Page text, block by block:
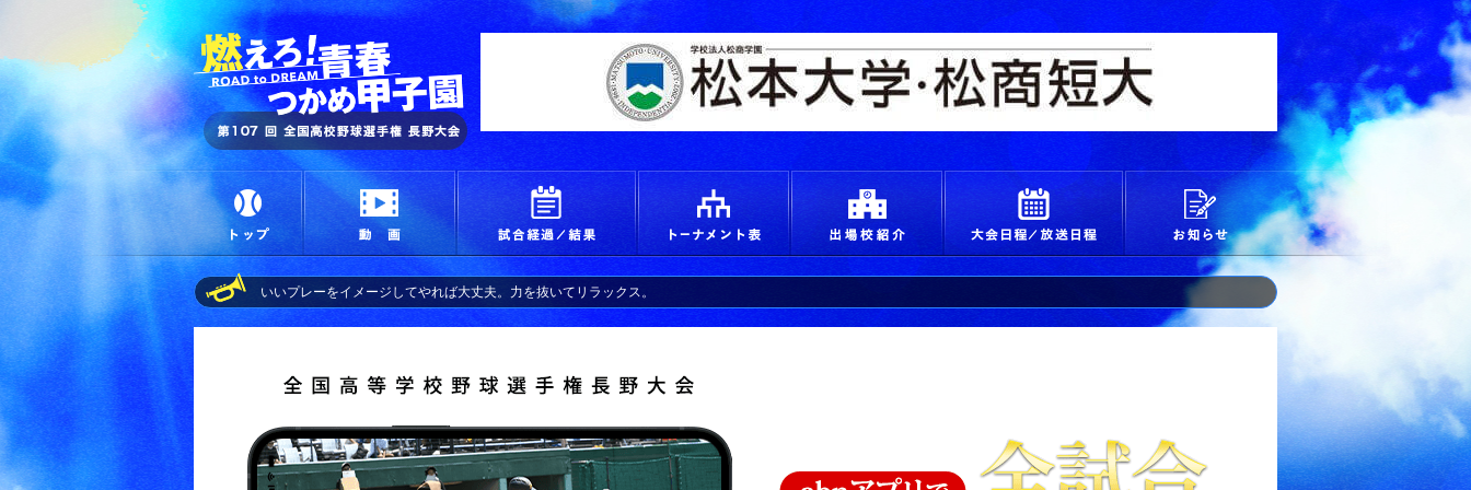
燃えろ！青春 つかめ甲子園
トップ 動画 試合経過＆結果 トーナメント 出場校 大会日程/放送日程
いいプレーをイメージしてやれば大丈夫。力を抜いてリラックス。 長野工業の分まで頑張ってくれ・